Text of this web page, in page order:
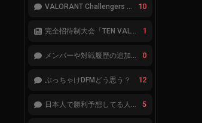
VALORANT Challengers 2023: Japan Split 1 MAIN STAGE TIER表 10
完全招待制大会「TEN VALORANT Global Invitaional 2023」が韓国で開催 1
メンバーや対戦履歴の追加が必要です。 0
ぶっちゃけDFMどう思う？ 12
日本人で勝利予想してる人集合 5